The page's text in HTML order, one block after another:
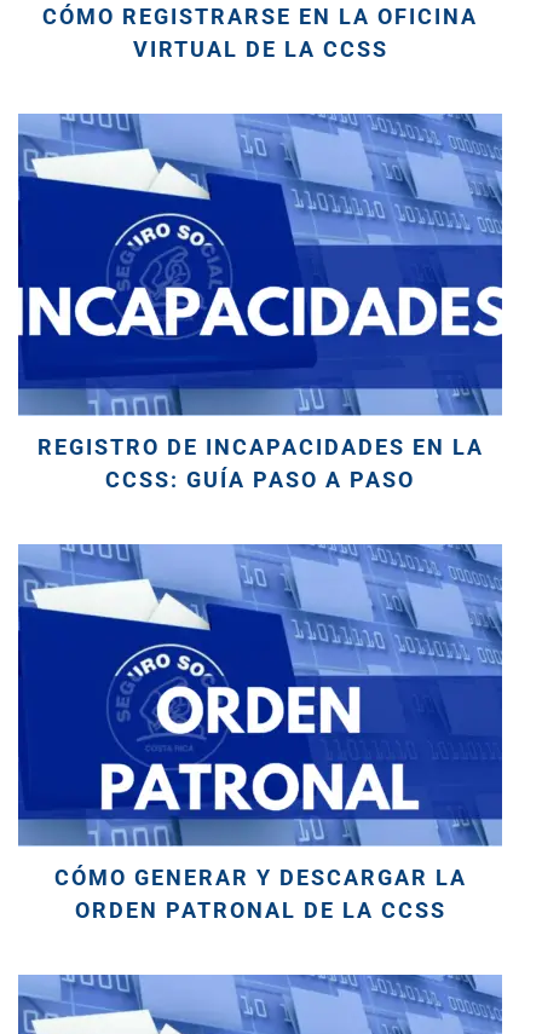
CÓMO REGISTRARSE EN LA OFICINA
VIRTUAL DE LA CCSS
REGISTRO DE INCAPACIDADES EN LA
CCSS: GUÍA PASO A PASO
CÓMO GENERAR Y DESCARGAR LA
ORDEN PATRONAL DE LA CCSS